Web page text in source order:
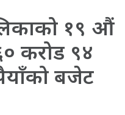
१९ औं
करोड ९४
बजेट